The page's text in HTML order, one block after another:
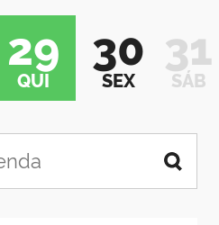
29
QUI
30
SEX
31
SÁB